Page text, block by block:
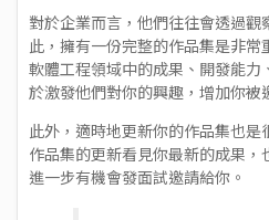
對於企業而言，他們往往會透過
此，擁有一份完整的作品集是非
軟體工程領域中的成果、開發能
於激發他們對你的興趣，增加你被
此外，適時地更新你的作品集也
作品集的更新看見你最新的成果，
進一步有機會發面試邀請給你。